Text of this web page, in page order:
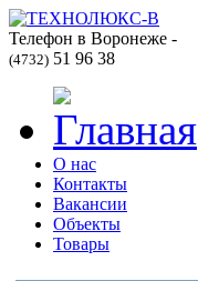
Телефон в Воронеже -
(4732) 51 96 38
О нас
Контакты
Вакансии
Объекты
Товары